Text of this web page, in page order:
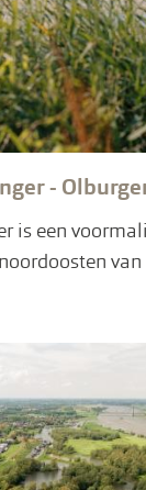
-
is een
van